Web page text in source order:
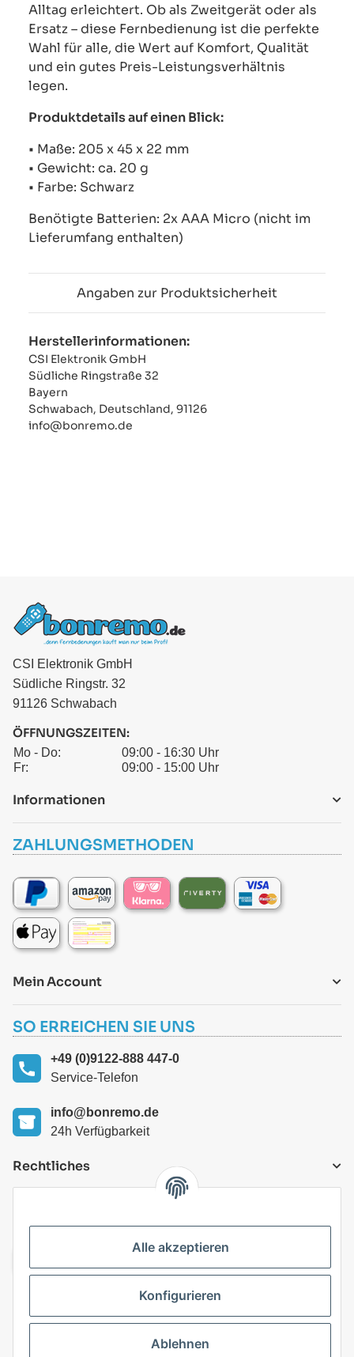
Alltag erleichtert. Ob als Zweitgerät oder als
Ersatz – diese Fernbedienung ist die perfekte
Wahl für alle, die Wert auf Komfort, Qualität
und ein gutes Preis-Leistungsverhältnis
legen.
Produktdetails auf einen Blick:
• Maße: 205 x 45 x 22 mm
• Gewicht: ca. 20 g
• Farbe: Schwarz
Benötigte Batterien: 2x AAA Micro (nicht im
Lieferumfang enthalten)
Angaben zur Produktsicherheit
Herstellerinformationen:
CSI Elektronik GmbH
Südliche Ringstraße 32
Bayern
Schwabach, Deutschland, 91126
info@bonremo.de
CSI Elektronik GmbH
Südliche Ringstr. 32
91126 Schwabach
ÖFFNUNGSZEITEN:
Mo - Do:
09:00 - 16:30 Uhr
Fr:
09:00 - 15:00 Uhr
Informationen
ZAHLUNGSMETHODEN
Mein Account
SO ERREICHEN SIE UNS
+49 (0)9122-888 447-0
Service-Telefon
info@bonremo.de
24h Verfügbarkeit
Rechtliches
Alle akzeptieren
Konfigurieren
Ablehnen